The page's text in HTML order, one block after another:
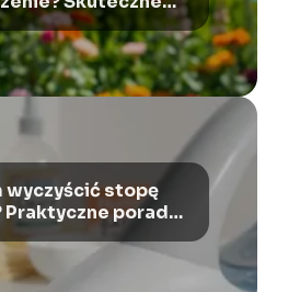
na te owady
wyczyścić stopę
Praktyczne porady i
wskazówki